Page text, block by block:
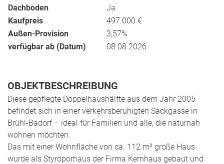
Dachboden
Ja
Kaufpreis
497.000 €
Außen-Provision
3,57%
verfügbar ab (Datum)
08.08.2026
OBJEKTBESCHREIBUNG
Diese gepflegte Doppelhaushälfte aus dem Jahr 2005
befindet sich in einer verkehrsberuhigten Sackgasse in
Brühl-Badorf – ideal für Familien und alle, die naturnah
wohnen möchten.
Das mit einer Wohnfläche von ca. 112 m² große Haus
wurde als Styroporhaus der Firma Kernhaus gebaut und